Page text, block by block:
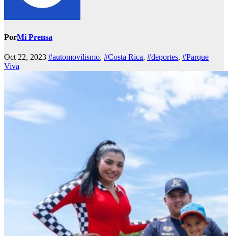
PorMi Prensa
Oct 22, 2023 #automovilismo, #Costa Rica, #deportes, #Parque
Viva